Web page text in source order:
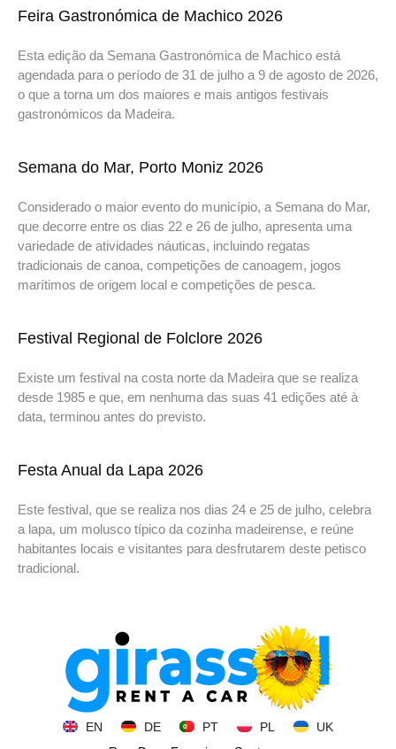
Feira Gastronómica de Machico 2026
Esta edição da Semana Gastronómica de Machico está
agendada para o período de 31 de julho a 9 de agosto de 2026,
o que a torna um dos maiores e mais antigos festivais
gastronómicos da Madeira.
Semana do Mar, Porto Moniz 2026
Considerado o maior evento do município, a Semana do Mar,
que decorre entre os dias 22 e 26 de julho, apresenta uma
variedade de atividades náuticas, incluindo regatas
tradicionais de canoa, competições de canoagem, jogos
marítimos de origem local e competições de pesca.
Festival Regional de Folclore 2026
Existe um festival na costa norte da Madeira que se realiza
desde 1985 e que, em nenhuma das suas 41 edições até à
data, terminou antes do previsto.
Festa Anual da Lapa 2026
Este festival, que se realiza nos dias 24 e 25 de julho, celebra
a lapa, um molusco típico da cozinha madeirense, e reúne
habitantes locais e visitantes para desfrutarem deste petisco
tradicional.
EN DE PT PL
UK